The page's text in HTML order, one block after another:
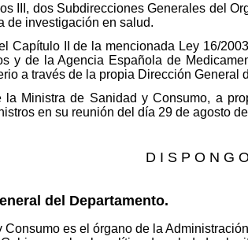
III, dos Subdirecciones Generales del
de investigación en salud.
Capítulo II de la mencionada Ley 16/
y de la Agencia Española de
a través de la propia Dirección General
Ministra de Sanidad y Consumo, a
en su reunión del día 29 de agosto
D I S P O N G
del Departamento.
es el órgano de la